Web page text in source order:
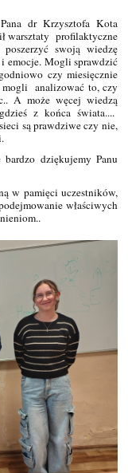
dr Krzysztofa Kota
warsztaty profilaktyczne
swoją wiedzę
i emocje. Mogli sprawdzić
czy miesięcznie
mogli analizować to, czy
A może węcej wiedzą
z końca świata....
są prawdziwe czy nie,
dziękujemy Panu
w pamięci uczestników,
właściwych